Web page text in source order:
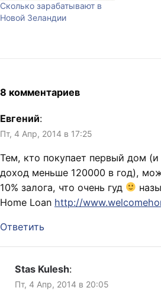
Сколько зарабатывают в
Новой Зеландии
8 комментариев
Евгений:
Пт, 4 Апр, 2014 в 17:25
Тем, кто покупает первый дом
доход меньше 120000 в год),
10% залога, что очень гуд
Home Loan http://
Ответить
Stas Kulesh:
Пт, 4 Апр, 2014 в 20:05